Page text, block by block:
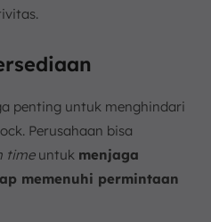
penting untuk menghindari
Perusahaan bisa
timeuntuk menjaga
memenuhi permintaan